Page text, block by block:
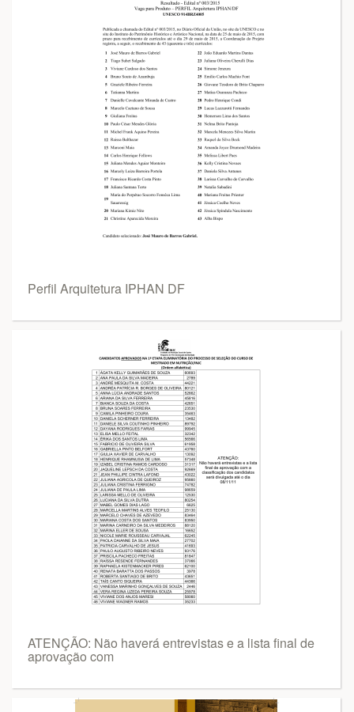
Perfil Arquitetura IPHAN DF
ATENÇÃO: Não haverá entrevistas e a lista final de
aprovação com